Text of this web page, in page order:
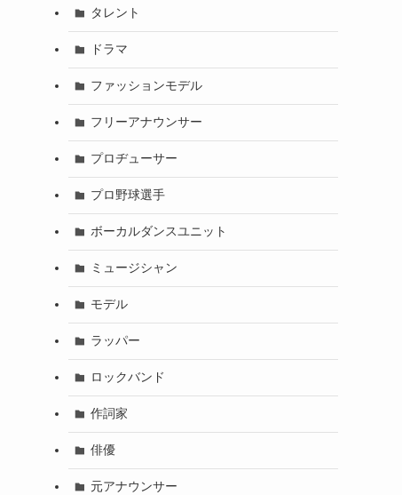
タレント
ドラマ
ファッションモデル
フリーアナウンサー
プロヂューサー
プロ野球選手
ボーカルダンスユニット
ミュージシャン
モデル
ラッパー
ロックバンド
作詞家
俳優
元アナウンサー